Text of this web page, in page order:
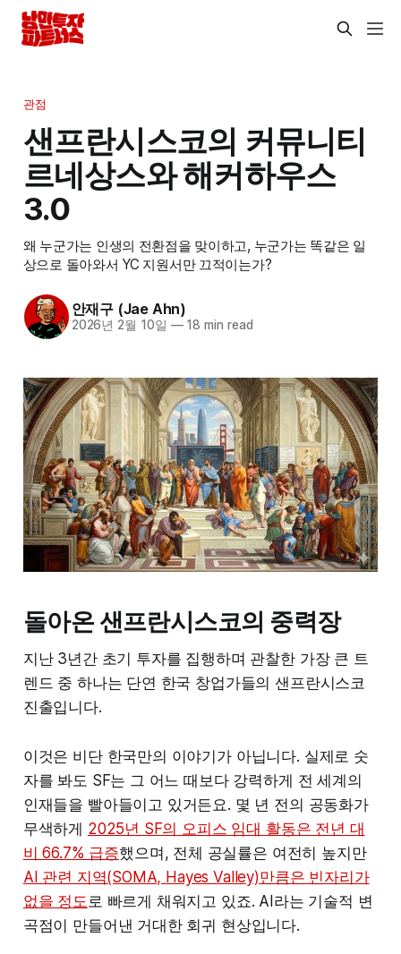
관점
샌프란시스코의 커뮤니티
르네상스와 해커하우스
3.0
왜 누군가는 인생의 전환점을 맞이하고, 누군가는 똑같은 일
상으로 돌아와서 YC 지원서만 끄적이는가?
안재구 (Jae Ahn)
2026년 2월 10일 —18 min read
돌아온 샌프란시스코의 중력장
지난 3년간 초기 투자를 집행하며 관찰한 가장 큰 트
렌드 중 하나는 단연 한국 창업가들의 샌프란시스코
진출입니다.
이것은 비단 한국만의 이야기가 아닙니다. 실제로 숫
자를 봐도 SF는 그 어느 때보다 강력하게 전 세계의
인재들을 빨아들이고 있거든요. 몇 년 전의 공동화가
무색하게 2025년 SF의 오피스 임대 활동은 전년 대
비 66.7% 급증했으며, 전체 공실률은 여전히 높지만
AI 관련 지역(SOMA, Hayes Valley)만큼은 빈자리가
없을 정도 로 빠르게 채워지고 있죠. AI라는 기술적 변
곡점이 만들어낸 거대한 회귀 현상입니다.